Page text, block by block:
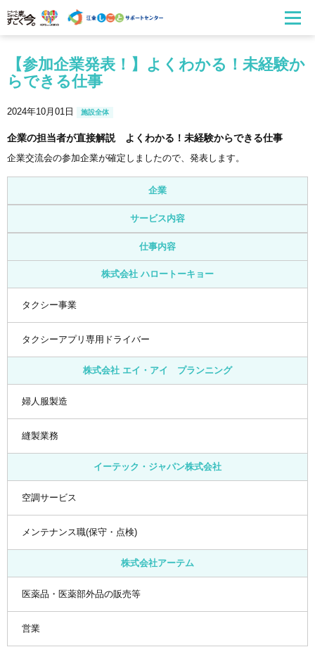
【参加企業発表！】よくわかる！未経験か
らできる仕事
2024年10月01日 施設全体
企業の担当者が直接解説 よくわかる！未経験からできる仕事
企業交流会の参加企業が確定しましたので、発表します。
企業
サービス内容
仕事内容
株式会社 ハロートーキョー
タクシー事業
タクシーアプリ専用ドライバー
株式会社 エイ・アイ プランニング
婦人服製造
縫製業務
イーテック・ジャパン株式会社
空調サービス
メンテナンス職(保守・点検)
株式会社アーテム
医薬品・医薬部外品の販売等
営業